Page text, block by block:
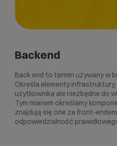
Backend
Back end to termin używany w
Określa elementy
użytkownika ale niezbędne do
Tym mianem określamy
znajdują się one za front-
odpowiedzialność